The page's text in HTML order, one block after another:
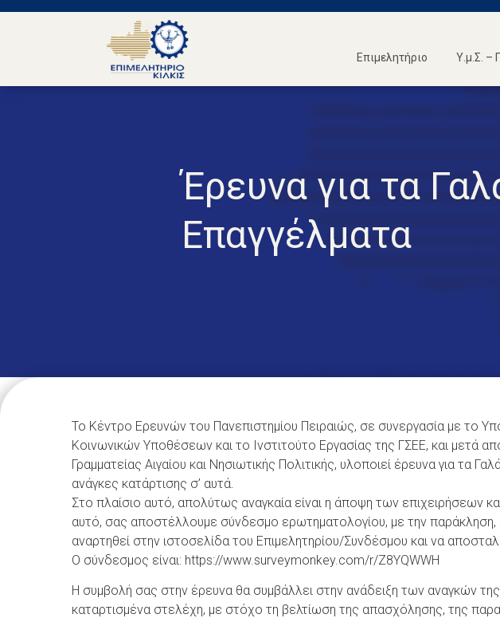
Επιμελητήριο Υ.μ.Σ. –
Έρευνα για τα
Επαγγέλματα
Το Κέντρο Ερευνών του Πανεπιστημίου Πειραιώς, σε συνεργασία με το
Κοινωνικών Υποθέσεων και το Ινστιτούτο Εργασίας της ΓΣΕΕ, και μετά
Γραμματείας Αιγαίου και Νησιωτικής Πολιτικής, υλοποιεί έρευνα για τα
ανάγκες κατάρτισης σ’ αυτά.
Στο πλαίσιο αυτό, απολύτως αναγκαία είναι η άποψη των επιχειρήσεων
αυτό, σας αποστέλλουμε σύνδεσμο ερωτηματολογίου, με την παράκληση,
αναρτηθεί στην ιστοσελίδα του Επιμελητηρίου/Συνδέσμου και να
Ο σύνδεσμος είναι: https://www.surveymonkey.com/r/Z8YQWWH
Η συμβολή σας στην έρευνα θα συμβάλλει στην ανάδειξη των αναγκών της
καταρτισμένα στελέχη, με στόχο τη βελτίωση της απασχόλησης, της